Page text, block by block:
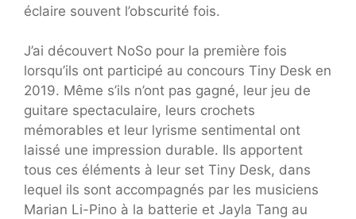
éclaire souvent l’obscurité fois.
J’ai découvert NoSo pour la première fois
lorsqu’ils ont participé au concours Tiny Desk en
2019. Même s’ils n’ont pas gagné, leur jeu de
guitare spectaculaire, leurs crochets
mémorables et leur lyrisme sentimental ont
laissé une impression durable. Ils apportent
tous ces éléments à leur set Tiny Desk, dans
lequel ils sont accompagnés par les musiciens
Marian Li-Pino à la batterie et Jayla Tang au